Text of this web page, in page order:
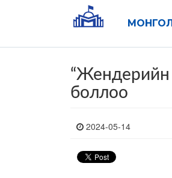
“Жендерийн
боллоо
2024-05-14